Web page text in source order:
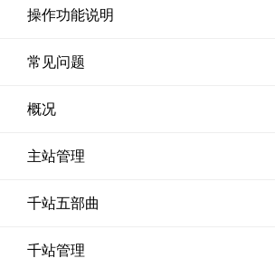
操作功能说明
常见问题
概况
主站管理
千站五部曲
千站管理